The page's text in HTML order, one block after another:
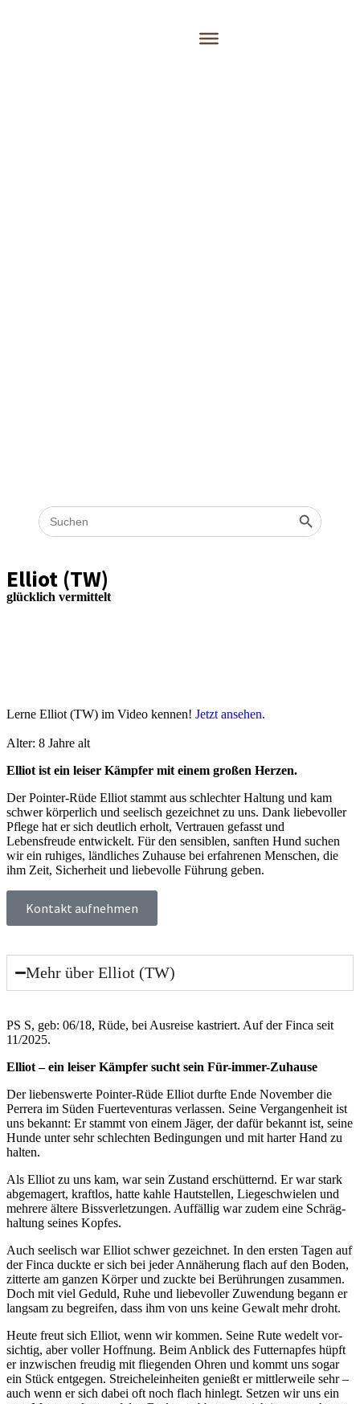
Search
for:
Search Button
Elliot (TW)
glücklich vermittelt
Lerne Elliot (TW) im Video kennen! Jetzt ansehen.
Alter: 8 Jahre alt
Elliot ist ein leiser Kämpfer mit einem großen Herzen.
Der Pointer-Rüde Elliot stammt aus schlechter Haltung und kam
schwer körperlich und seelisch gezeichnet zu uns. Dank liebevoller
Pflege hat er sich deutlich erholt, Vertrauen gefasst und
Lebensfreude entwickelt. Für den sensiblen, sanften Hund suchen
wir ein ruhiges, ländliches Zuhause bei erfahrenen Menschen, die
ihm Zeit, Sicherheit und liebevolle Führung geben.
Kontakt aufnehmen
Mehr über Elliot (TW)
PS S, geb: 06/18, Rüde, bei Aus­rei­se kas­triert. Auf der Fin­ca seit
11/2025.
Elli­ot – ein lei­ser Kämp­fer sucht sein Für-immer-Zuhau­se
Der lie­bens­wer­te Poin­ter-Rüde Elli­ot durf­te Ende Novem­ber die
Per­rera im Süden Fuer­te­ven­tur­as ver­las­sen. Sei­ne Ver­gan­gen­heit ist
uns bekannt: Er stammt von einem Jäger, der dafür bekannt ist, sei­ne
Hun­de unter sehr schlech­ten Bedin­gun­gen und mit har­ter Hand zu
hal­ten.
Als Elli­ot zu uns kam, war sein Zustand erschüt­ternd. Er war stark
abge­ma­gert, kraft­los, hat­te kah­le Haut­stel­len, Lie­ge­schwie­len und
meh­re­re älte­re Biss­ver­let­zun­gen. Auf­fäl­lig war zudem eine Schräg­
hal­tung sei­nes Kop­fes.
Auch see­lisch war Elli­ot schwer gezeich­net. In den ers­ten Tagen auf
der Fin­ca duck­te er sich bei jeder Annä­he­rung flach auf den Boden,
zit­ter­te am gan­zen Kör­per und zuck­te bei Berüh­run­gen zusam­men.
Doch mit viel Geduld, Ruhe und lie­be­vol­ler Zuwen­dung begann er
lang­sam zu begrei­fen, dass ihm von uns kei­ne Gewalt mehr droht.
Heu­te freut sich Elli­ot, wenn wir kom­men. Sei­ne Rute wedelt vor­
sich­tig, aber vol­ler Hoff­nung. Beim Anblick des Fut­ter­nap­fes hüpft
er inzwi­schen freu­dig mit flie­gen­den Ohren und kommt uns sogar
ein Stück ent­ge­gen. Strei­chel­ein­hei­ten genießt er mitt­ler­wei­le sehr –
auch wenn er sich dabei oft noch flach hin­legt. Set­zen wir uns ein